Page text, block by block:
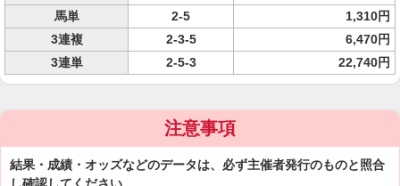
馬単
2-5
1,310円
3連複
2-3-5
6,470円
3連単
2-5-3 22,740円
注意事項
結果・成績・オッズなどのデータは、必ず主催者発行のものと照合